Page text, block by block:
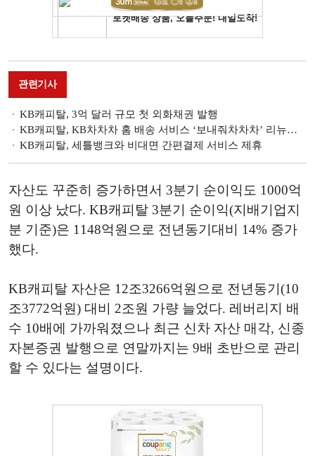
관련기사
KB캐피탈, 3억 달러 규모 첫 외화채권 발행
KB캐피탈, KB차차차 홈 배송 서비스 ‘보내줘차차차’ 리뉴얼 오픈
KB캐피탈, 세틀뱅크와 비대면 간편결제 서비스 제휴
자산도 꾸준히 증가하면서 3분기 순이익도 1000억
원 이상 났다. KB캐피탈 3분기 순이익(지배기업지
분 기준)은 1148억원으로 전년동기대비 14% 증가
했다.
KB캐피탈 자산은 12조3266억원으로 전년동기(10
조3772억원) 대비 2조원 가량 늘었다. 레버리지 배
수 10배에 가까워졌으나 최근 신차 자산 매각, 신종
자본증권 발행으로 연말까지는 9배 초반으로 관리
할 수 있다는 설명이다.